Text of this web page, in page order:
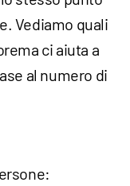
Vediamo quali
ci aiuta a
al numero di